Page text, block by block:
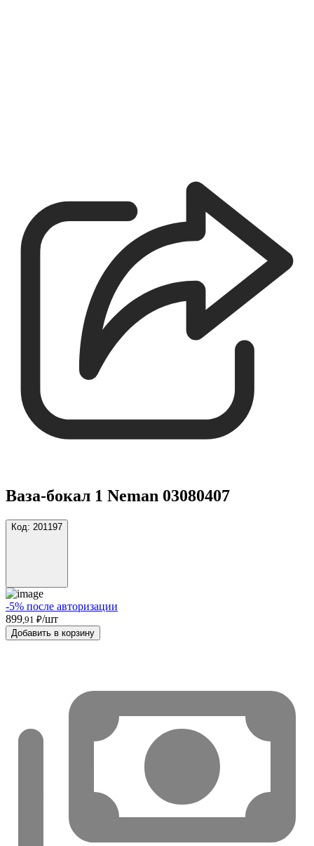
Ваза-бокал 1 Neman 03080407
Код: 201197
-5% после авторизации
899 ,91 ₽/шт
Добавить в корзину